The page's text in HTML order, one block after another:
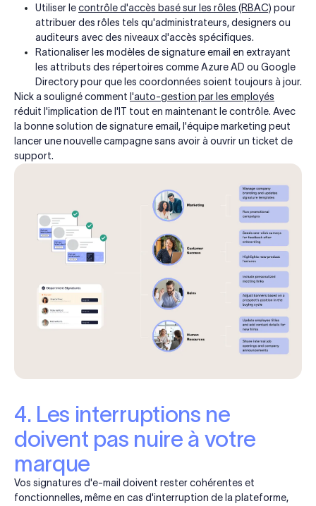
Utiliser lecontrôle d'accès basé sur les rôles (RBAC) pour
attribuer des rôles tels qu'administrateurs, designers ou
auditeurs avec des niveaux d'accès spécifiques.
Rationaliser les modèles de signature email en extrayant
les attributs des répertoires comme Azure AD ou Google
Directory pour que les coordonnées soient toujours à jour.
Nick a souligné comment l'auto-gestion par les employés
réduit l'implication de l'IT tout en maintenant le contrôle. Avec
la bonne solution de signature email, l'équipe marketing peut
lancer une nouvelle campagne sans avoir à ouvrir un ticket de
support.
4. Les interruptions ne
doivent pas nuire à votre
marque
Vos signatures d'e-mail doivent rester cohérentes et
fonctionnelles, même en cas d'interruption de la plateforme,